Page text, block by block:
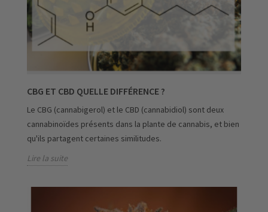
CBG ET CBD QUELLE DIFFÉRENCE ?
Le CBG (cannabigerol) et le CBD (cannabidiol) sont deux
cannabinoïdes présents dans la plante de cannabis, et bien
qu'ils partagent certaines similitudes.
Lire la suite